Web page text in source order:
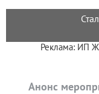
Реклама: ИП
Анонс